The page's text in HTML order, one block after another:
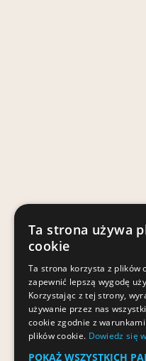
Ta strona używa
cookie
Ta strona korzysta z plików
zapewnić lepszą wygodę
Korzystając z tej strony,
używanie przez nas
cookie zgodnie z
plików cookie. Dowiedz się
POKAŻ WSZYSTKICH